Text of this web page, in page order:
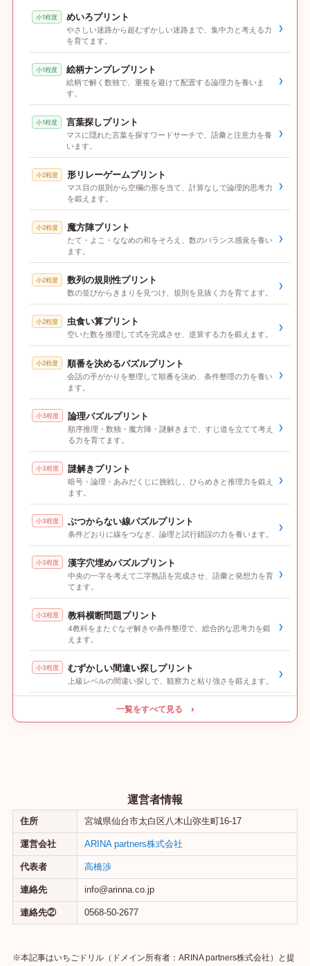
小1程度 めいろプリント
やさしい迷路から超むずかしい迷路まで、集中力と考える力
を育てます。
›
小1程度 絵柄ナンプレプリント
絵柄で解く数独で、重複を避けて配置する論理力を養いま
す。
›
小1程度 言葉探しプリント
マスに隠れた言葉を探すワードサーチで、語彙と注意力を養
います。
›
小2程度 形リレーゲームプリント
マス目の規則から空欄の形を当て、計算なしで論理的思考力
を鍛えます。
›
小2程度 魔方陣プリント
たて・よこ・ななめの和をそろえ、数のバランス感覚を養い
ます。
›
小2程度 数列の規則性プリント
数の並びからきまりを見つけ、規則を見抜く力を育てます。 ›
小2程度 虫食い算プリント
空いた数を推理して式を完成させ、逆算する力を鍛えます。 ›
小2程度 順番を決めるパズルプリント
会話の手がかりを整理して順番を決め、条件整理の力を養い
ます。
›
小3程度 論理パズルプリント
順序推理・数独・魔方陣・謎解きまで、すじ道を立てて考え
る力を育てます。
›
小3程度 謎解きプリント
暗号・論理・あみだくじに挑戦し、ひらめきと推理力を鍛え
ます。
›
小3程度 ぶつからない線パズルプリント
条件どおりに線をつなぎ、論理と試行錯誤の力を養います。 ›
小3程度 漢字穴埋めパズルプリント
中央の一字を考えて二字熟語を完成させ、語彙と発想力を育
てます。
›
小3程度 教科横断問題プリント
4教科をまたぐなぞ解きや条件整理で、総合的な思考力を鍛
えます。
›
小3程度 むずかしい間違い探しプリント
上級レベルの間違い探しで、観察力と粘り強さを鍛えます。 ›
一覧をすべて見る ›
運営者情報
住所 宮城県仙台市太白区八木山弥生町16-17
運営会社 ARINA partners株式会社
代表者 高橋渉
連絡先 info@arinna.co.jp
連絡先② 0568-50-2677
※本記事はいちごドリル（ドメイン所有者：ARINA partners株式会社）と提